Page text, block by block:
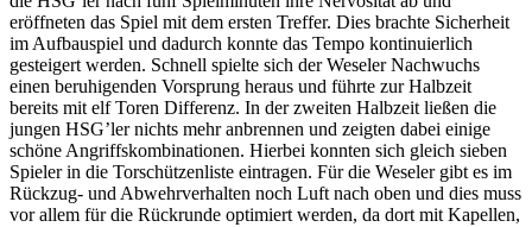
eröffneten das Spiel mit dem ersten Treffer. Dies brachte Sicherheit
im Aufbauspiel und dadurch konnte das Tempo kontinuierlich
gesteigert werden. Schnell spielte sich der Weseler Nachwuchs
einen beruhigenden Vorsprung heraus und führte zur Halbzeit
bereits mit elf Toren Differenz. In der zweiten Halbzeit ließen die
jungen HSG’ler nichts mehr anbrennen und zeigten dabei einige
schöne Angriffskombinationen. Hierbei konnten sich gleich sieben
Spieler in die Torschützenliste eintragen. Für die Weseler gibt es im
Rückzug- und Abwehrverhalten noch Luft nach oben und dies muss
vor allem für die Rückrunde optimiert werden, da dort mit Kapellen,